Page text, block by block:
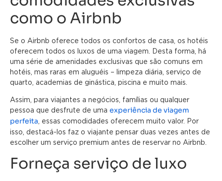
como o Airbnb
Se o Airbnb oferece todos os confortos de casa, os hotéis
oferecem todos os luxos de uma viagem. Desta forma, há
uma série de amenidades exclusivas que são comuns em
hotéis, mas raras em aluguéis – limpeza diária, serviço de
quarto, academias de ginástica, piscina e muito mais.
Assim, para viajantes a negócios, famílias ou qualquer
pessoa que desfrute de uma experiência de viagem
perfeita , essas comodidades oferecem muito valor. Por
isso, destacá-los faz o viajante pensar duas vezes antes de
escolher um serviço premium antes de reservar no Airbnb.
Forneça serviço de luxo